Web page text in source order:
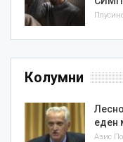
Колумни
еден
Азис